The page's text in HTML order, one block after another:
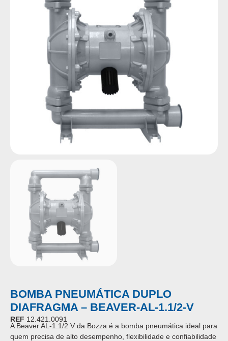
BOMBA PNEUMÁTICA DUPLO
DIAFRAGMA – BEAVER-AL-1.1/2-V
REF 12.421.0091
A Beaver AL-1.1/2 V da Bozza é a bomba pneumática ideal para
quem precisa de alto desempenho, flexibilidade e confiabilidade